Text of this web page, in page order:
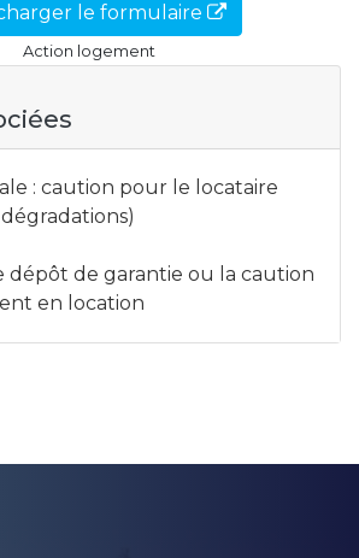
le formulaire
Action logement
: caution pour le locataire
dépôt de garantie ou la caution
en location